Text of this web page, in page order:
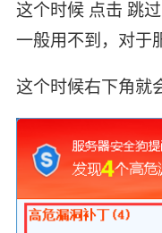
这个时候 点击 跳
一般用不到，对于
这个时候右下角就